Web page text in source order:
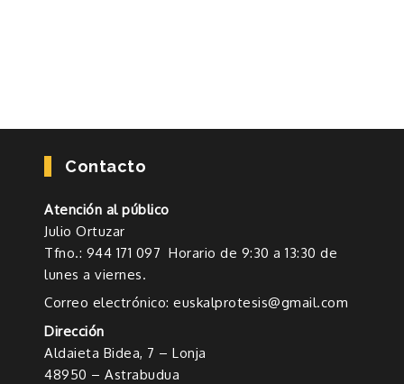
Contacto
Atención al público
Julio Ortuzar
Tfno.: 944 171 097 Horario de 9:30 a 13:30 de
lunes a viernes.
Correo electrónico: euskalprotesis@gmail.com
Dirección
Aldaieta Bidea, 7 – Lonja
48950 – Astrabudua